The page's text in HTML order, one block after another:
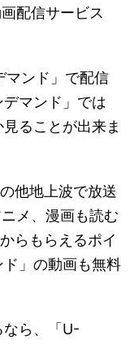
配信サービス
マンド」で配信
マンド」では
ることが出来ま
他地上波で放送
メ、漫画も読む
らもらえるポイ
」の動画も無料
なら、「U-